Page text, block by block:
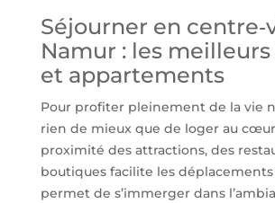
Séjourner en
Namur : les
et appartements
Pour profiter pleinement de la vie
rien de mieux que de loger au
proximité des attractions, des
boutiques facilite les
permet de s’immerger dans